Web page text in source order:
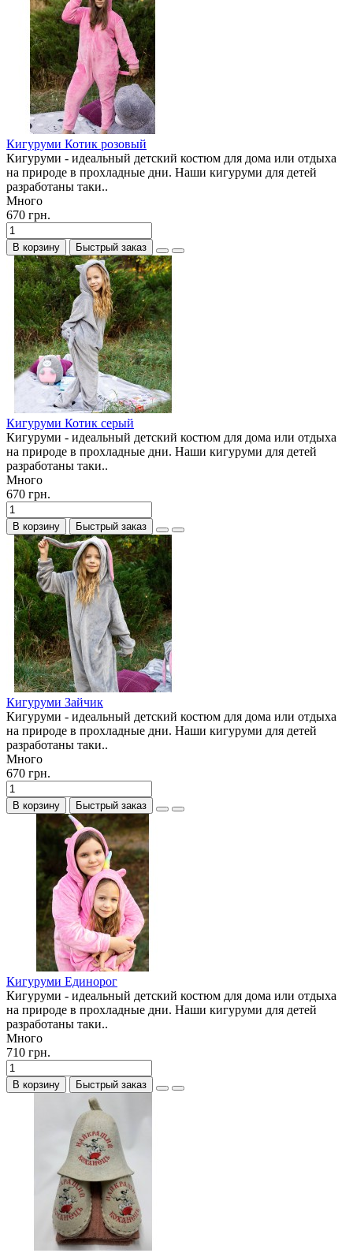
Кигуруми Котик розовый
Кигуруми - идеальный детский костюм для дома или отдыха
на природе в прохладные дни. Наши кигуруми для детей
разработаны таки..
Много
670 грн.
В корзину Быстрый заказ
Кигуруми Котик серый
Кигуруми - идеальный детский костюм для дома или отдыха
на природе в прохладные дни. Наши кигуруми для детей
разработаны таки..
Много
670 грн.
В корзину Быстрый заказ
Кигуруми Зайчик
Кигуруми - идеальный детский костюм для дома или отдыха
на природе в прохладные дни. Наши кигуруми для детей
разработаны таки..
Много
670 грн.
В корзину Быстрый заказ
Кигуруми Единорог
Кигуруми - идеальный детский костюм для дома или отдыха
на природе в прохладные дни. Наши кигуруми для детей
разработаны таки..
Много
710 грн.
В корзину Быстрый заказ